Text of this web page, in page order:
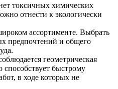
токсичных химических
отнести к экологически
ассортименте. Выбрать
предпочтений и общего
геометрическая
быстрому
в ходе которых не